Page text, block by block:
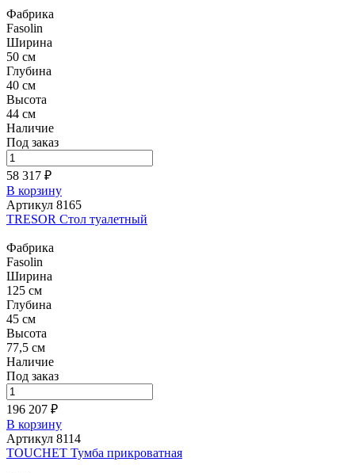
Фабрика
Fasolin
Ширина
50 см
Глубина
40 см
Высота
44 см
Наличие
Под заказ
58 317 ₽
В корзину
Артикул 8165
TRESOR Стол туалетный
Фабрика
Fasolin
Ширина
125 см
Глубина
45 см
Высота
77,5 см
Наличие
Под заказ
196 207 ₽
В корзину
Артикул 8114
TOUCHET Тумба прикроватная